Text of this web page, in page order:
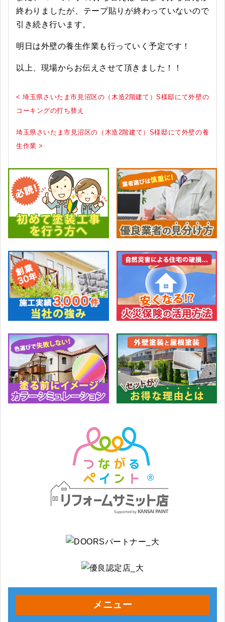
終わりましたが、テープ貼りが終わっていないので
引き続き行います。
明日は外壁の養生作業も行っていく予定です！
以上、現場からお伝えさせて頂きました！！
< 埼玉県さいたま市見沼区の（木造2階建て）S様邸にて外壁の
コーキングの打ち替え
埼玉県さいたま市見沼区の（木造2階建て）S様邸にて外壁の養
生作業 >
メニュー